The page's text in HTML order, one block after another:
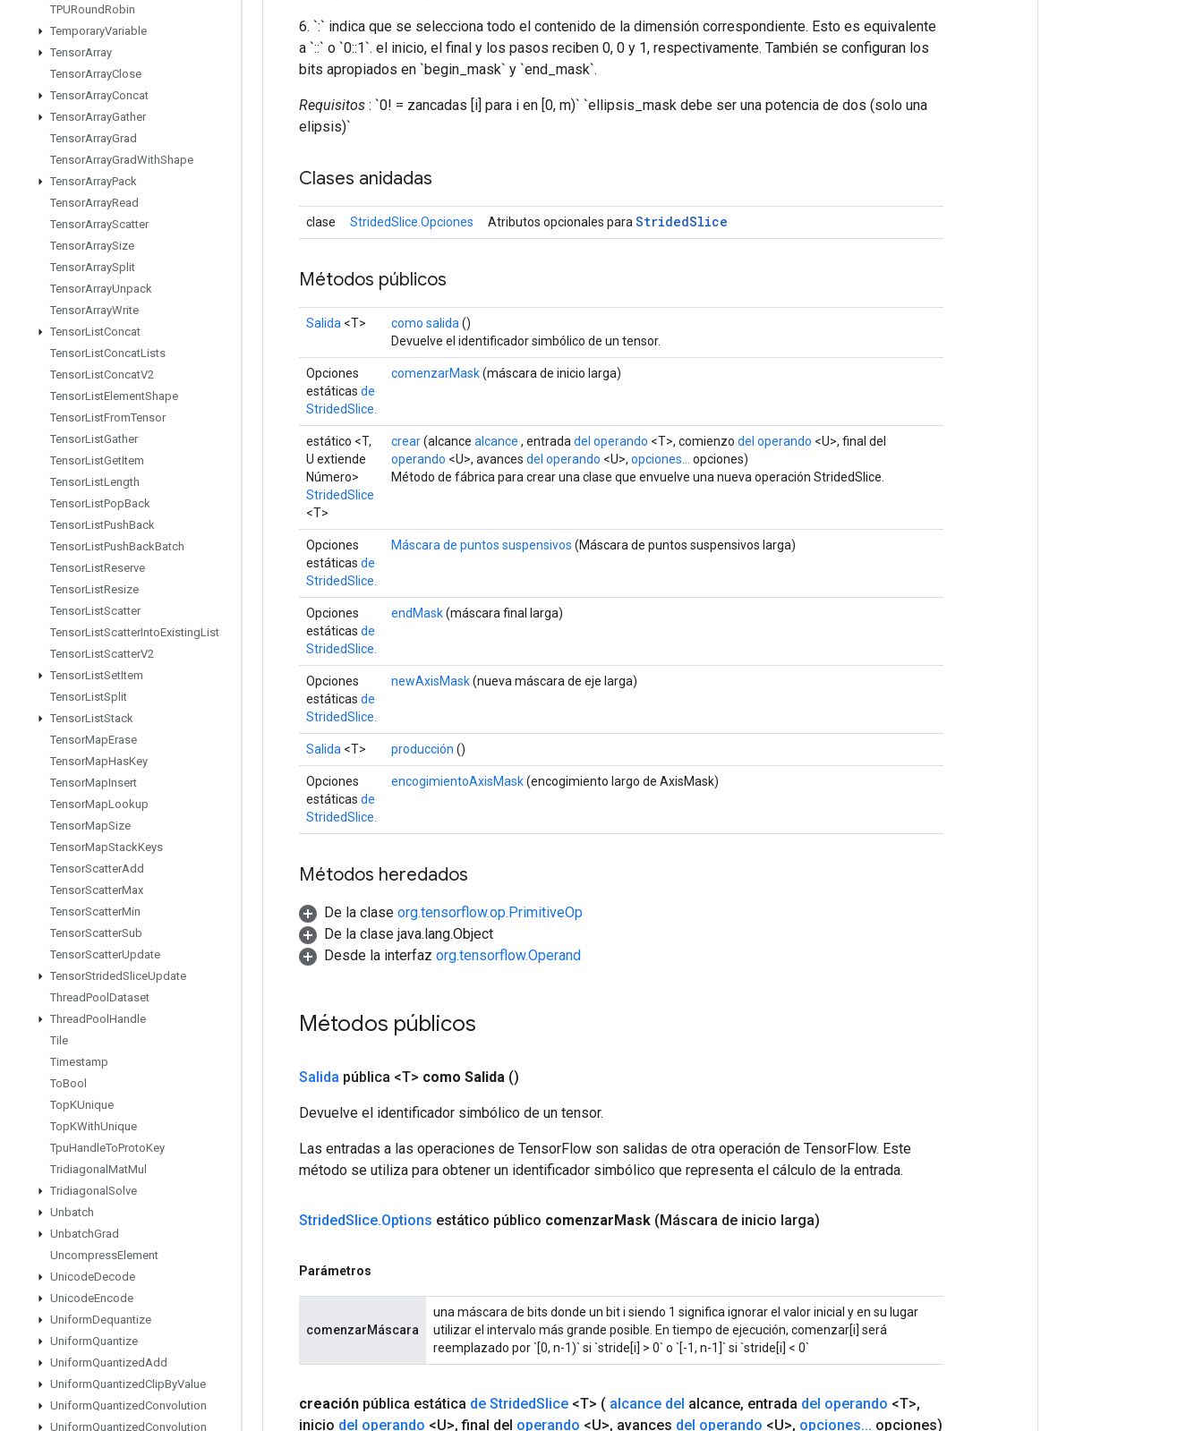
TPURoundRobin
TemporaryVariable
TensorArray
TensorArrayClose
TensorArrayConcat
TensorArrayGather
TensorArrayGrad
TensorArrayGradWithShape
TensorArrayPack
TensorArrayRead
TensorArrayScatter
TensorArraySize
TensorArraySplit
TensorArrayUnpack
TensorArrayWrite
TensorListConcat
TensorListConcatLists
TensorListConcatV2
TensorListElementShape
TensorListFromTensor
TensorListGather
TensorListGetItem
TensorListLength
TensorListPopBack
TensorListPushBack
TensorListPushBackBatch
TensorListReserve
TensorListResize
TensorListScatter
TensorListScatterIntoExistingList
TensorListScatterV2
TensorListSetItem
TensorListSplit
TensorListStack
TensorMapErase
TensorMapHasKey
TensorMapInsert
TensorMapLookup
TensorMapSize
TensorMapStackKeys
TensorScatterAdd
TensorScatterMax
TensorScatterMin
TensorScatterSub
TensorScatterUpdate
TensorStridedSliceUpdate
ThreadPool Dataset
ThreadPool Handle
Tile
Timestamp
ToBool
TopKUnique
TopKWithUnique
TpuHandleToProtoKey
Tridiagonal MatMul
Tridiagonal Solve
Unbatch
UnbatchGrad
UncompressElement
UnicodeDecode
UnicodeEncode
UniformDequantize
UniformQuantize
UniformQuantizedAdd
UniformQuantizedClipByValue
UniformQuantizedConvolution
UniformQuantizedConvolution
6. `:` indica que se selecciona todo el contenido de la dimensión correspondiente. Esto es equivalente
a `::` o `0::1`. el inicio, el final y los pasos reciben 0, 0 y 1, respectivamente. También se configuran los
bits apropiados en `begin_mask` y `end_mask`.
Requisitos : `0! = zancadas [i] para i en [0, m)` `ellipsis_mask debe ser una potencia de dos (solo una
elipsis)`
Clases anidadas
clase StridedSlice.Opciones Atributos opcionales para StridedSlice
Métodos públicos
Salida <T> como salida ()
Devuelve el identificador simbólico de un tensor.
Opciones
estáticas de
StridedSlice.
comenzarMask(máscara de inicio larga)
estático <T,
U extiende
Número>
StridedSlice
<T>
crear(alcance alcance , entrada del operando <T>, comienzo del operando <U>, final del
operando <U>, avances del operando <U>, opciones...
opciones)
Método de fábrica para crear una clase que envuelve una nueva operación StridedSlice.
Opciones
estáticas de
StridedSlice.
Máscara de puntos suspensivos (Máscara de puntos suspensivos larga)
Opciones
estáticas de
StridedSlice.
endMask(máscara final larga)
Opciones
estáticas de
StridedSlice.
newAxisMask(nueva máscara de eje larga)
Salida <T> producción ()
Opciones
estáticas de
StridedSlice.
encogimientoAxisMask(encogimiento largo de AxisMask)
Métodos heredados
De la clase org.tensorflow.op.PrimitiveOp
De la clase java.lang.Object
Desde la interfaz org.tensorflow.Operand
Métodos públicos
Salida pública <T> como Salida ()
Devuelve el identificador simbólico de un tensor.
Las entradas a las operaciones de TensorFlow son salidas de otra operación de TensorFlow. Este
método se utiliza para obtener un identificador simbólico que representa el cálculo de la entrada.
StridedSlice.Options estático público comenzarMask (Máscara de inicio larga)
Parámetros
comenzarMáscara
una máscara de bits donde un bit i siendo 1 significa ignorar el valor inicial y en su lugar
utilizar el intervalo más grande posible. En tiempo de ejecución, comenzar[i] será
reemplazado por `[0, n-1)` si `stride[i] > 0` o `[-1, n-1]` si `stride[i] < 0`
creación pública estática de StridedSlice <T> ( alcance del alcance, entrada del operando <T>,
inicio del operando <U>, final del operando <U>, avances del operando <U>, opciones... opciones)